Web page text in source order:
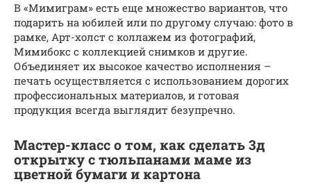
В «Мимиграм» есть еще множество вариантов, что
подарить на юбилей или по другому случаю: фото в
рамке, Арт-холст с коллажем из фотографий,
Мимибокс с коллекцией снимков и другие.
Объединяет их высокое качество исполнения –
печать осуществляется с использованием дорогих
профессиональных материалов, и готовая
продукция всегда выглядит безупречно.
Мастер-класс о том, как сделать 3д
открытку с тюльпанами маме из
цветной бумаги и картона